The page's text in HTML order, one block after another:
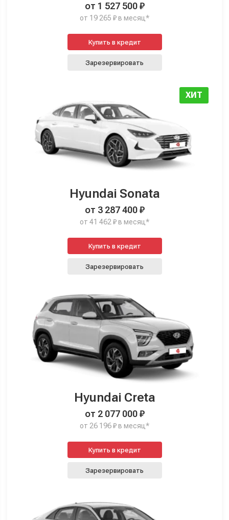
от 1 527 500 ₽
от 19 265 ₽ в месяц*
Купить в кредит
Зарезервировать
ХИТ
Hyundai Sonata
от 3 287 400 ₽
от 41 462 ₽ в месяц*
Купить в кредит
Зарезервировать
Hyundai Creta
от 2 077 000 ₽
от 26 196 ₽ в месяц*
Купить в кредит
Зарезервировать